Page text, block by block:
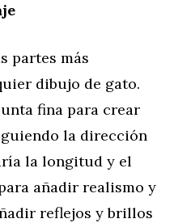
partes más
dibujo de gato.
fina para crear
la dirección
la longitud y el
añadir realismo y
reflejos y brillos